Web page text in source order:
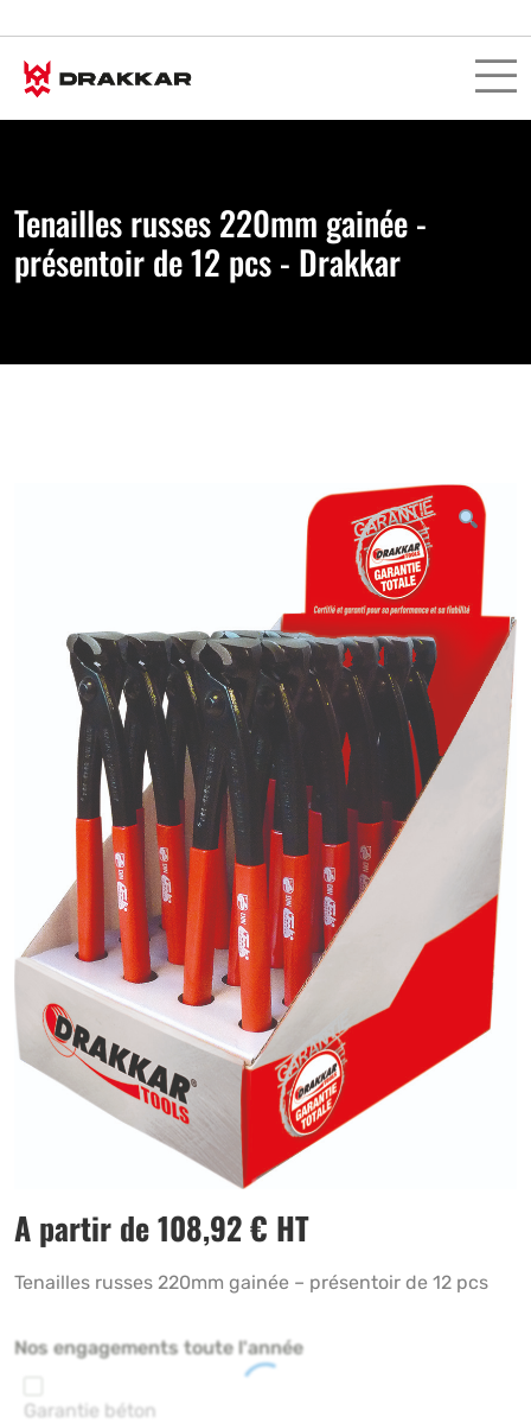
Tenailles russes 220mm gainée -
présentoir de 12 pcs - Drakkar
A partir de108,92€ HT
Tenailles russes 220mm gainée – présentoir de 12 pcs
Nos engagements toute l'année
Garantie béton